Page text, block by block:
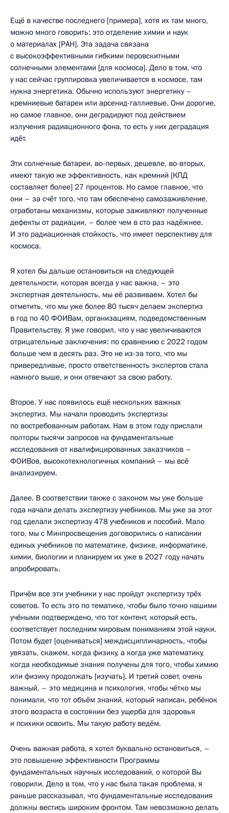
Ещё в качестве последнего [примера], хотя их там много,
можно много говорить: это отделение химии и наук
о материалах [РАН]. Эта задача связана
с высокоэффективными гибкими перовскитными
солнечными элементами [для космоса]. Дело в том, что
у нас сейчас группировка увеличивается в космосе, там
нужна энергетика. Обычно используют энергетику –
кремниевые батареи или арсенид-галлиевые. Они дорогие,
но самое главное, они деградируют под действием
излучения радиационного фона, то есть у них деградация
идёт.
Эти солнечные батареи, во-первых, дешевле, во-вторых,
имеют такую же эффективность, как кремний [КПД
составляет более] 27 процентов. Но самое главное, что
они – за счёт того, что там обеспечено самозаживление,
отработаны механизмы, которые заживляют полученные
дефекты от радиации, – более чем в сто раз надёжнее.
И это радиационная стойкость, что имеет перспективу для
космоса.
Я хотел бы дальше остановиться на следующей
деятельности, которая всегда у нас важна, – это
экспертная деятельность, мы её развиваем. Хотел бы
отметить, что мы уже более 80 тысяч делаем экспертиз
в год по 40 ФОИВам, организациям, подведомственным
Правительству. Я уже говорил, что у нас увеличиваются
отрицательные заключения: по сравнению с 2022 годом
больше чем в десять раз. Это не из-за того, что мы
привередливые, просто ответственность экспертов стала
намного выше, и они отвечают за свою работу.
Второе. У нас появилось ещё нескольких важных
экспертиз. Мы начали проводить экспертизы
по востребованным работам. Нам в этом году прислали
полторы тысячи запросов на фундаментальные
исследования от квалифицированных заказчиков –
ФОИВов, высокотехнологичных компаний – мы всё
анализируем.
Далее. В соответствии также с законом мы уже больше
года начали делать экспертизу учебников. Мы уже за этот
год сделали экспертизу 478 учебников и пособий. Мало
того, мы с Минпросвещения договорились о написании
единых учебников по математике, физике, информатике,
химии, биологии и планируем их уже в 2027 году начать
апробировать.
Причём все эти учебники у нас пройдут экспертизу трёх
советов. То есть это по тематике, чтобы было точно нашими
учёными подтверждено, что тот контент, который есть,
соответствует последним мировым пониманиям этой науки.
Потом будет [оцениваться] междисциплинарность, чтобы
увязать, скажем, когда физику, а когда уже математику,
когда необходимые знания получены для того, чтобы химию
или физику продолжать [изучать]. И третий совет, очень
важный, – это медицина и психология, чтобы чётко мы
понимали, что тот объём знаний, который написан, ребёнок
этого возраста в состоянии без ущерба для здоровья
и психики освоить. Мы такую работу ведём.
Очень важная работа, я хотел буквально остановиться, –
это повышение эффективности Программы
фундаментальных научных исследований, о которой Вы
говорили. Дело в том, что у нас была такая проблема, я
раньше рассказывал, что фундаментальные исследования
должны вестись широким фронтом. Там невозможно делать